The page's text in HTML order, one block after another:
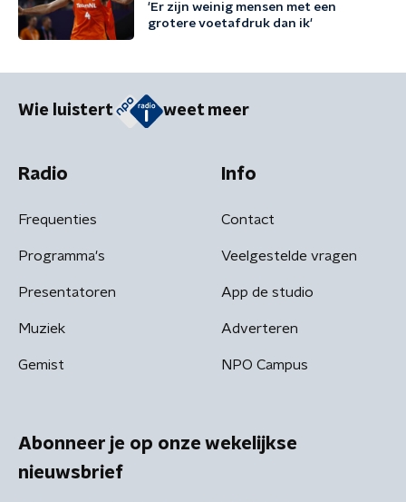
'Er zijn weinig mensen met een
grotere voetafdruk dan ik'
Wie luistert weet meer
Radio
Frequenties
Programma's
Presentatoren
Muziek
Gemist
Info
Contact
Veelgestelde vragen
App de studio
Adverteren
NPO Campus
Abonneer je op onze wekelijkse
nieuwsbrief